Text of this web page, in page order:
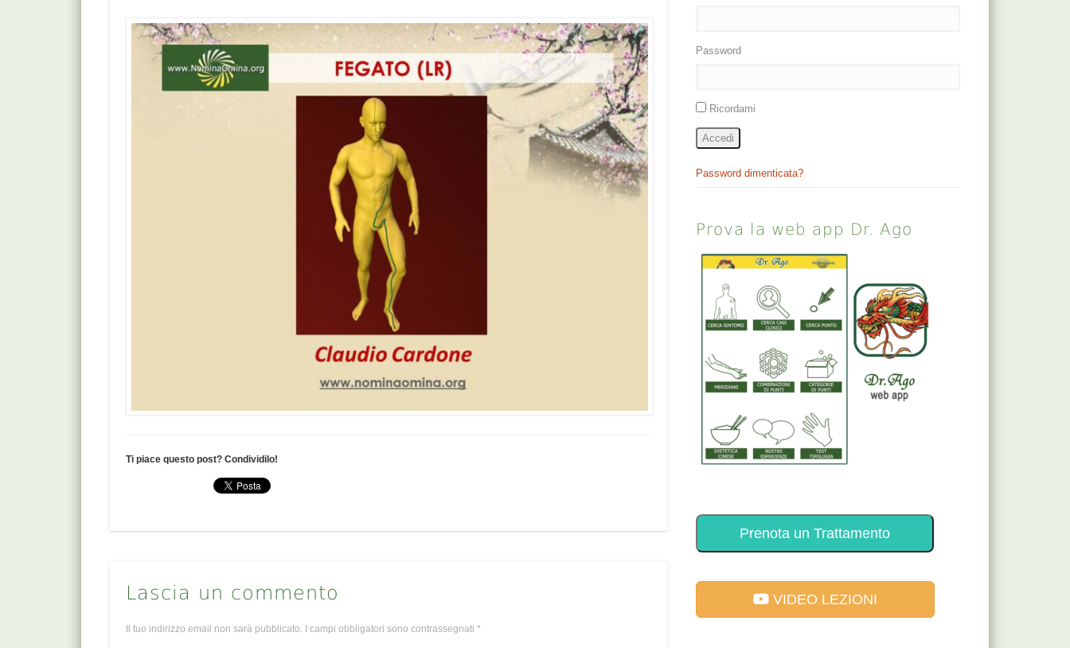
Ti piace questo post? Condividilo!
Lascia un commento
Il tuo indirizzo email non sarà pubblicato. I campi obbligatori sono contrassegnati*
Password
Ricordami
Accedi
Password dimenticata?
Prova la web app Dr. Ago
Prenota un Trattamento
VIDEO LEZIONI